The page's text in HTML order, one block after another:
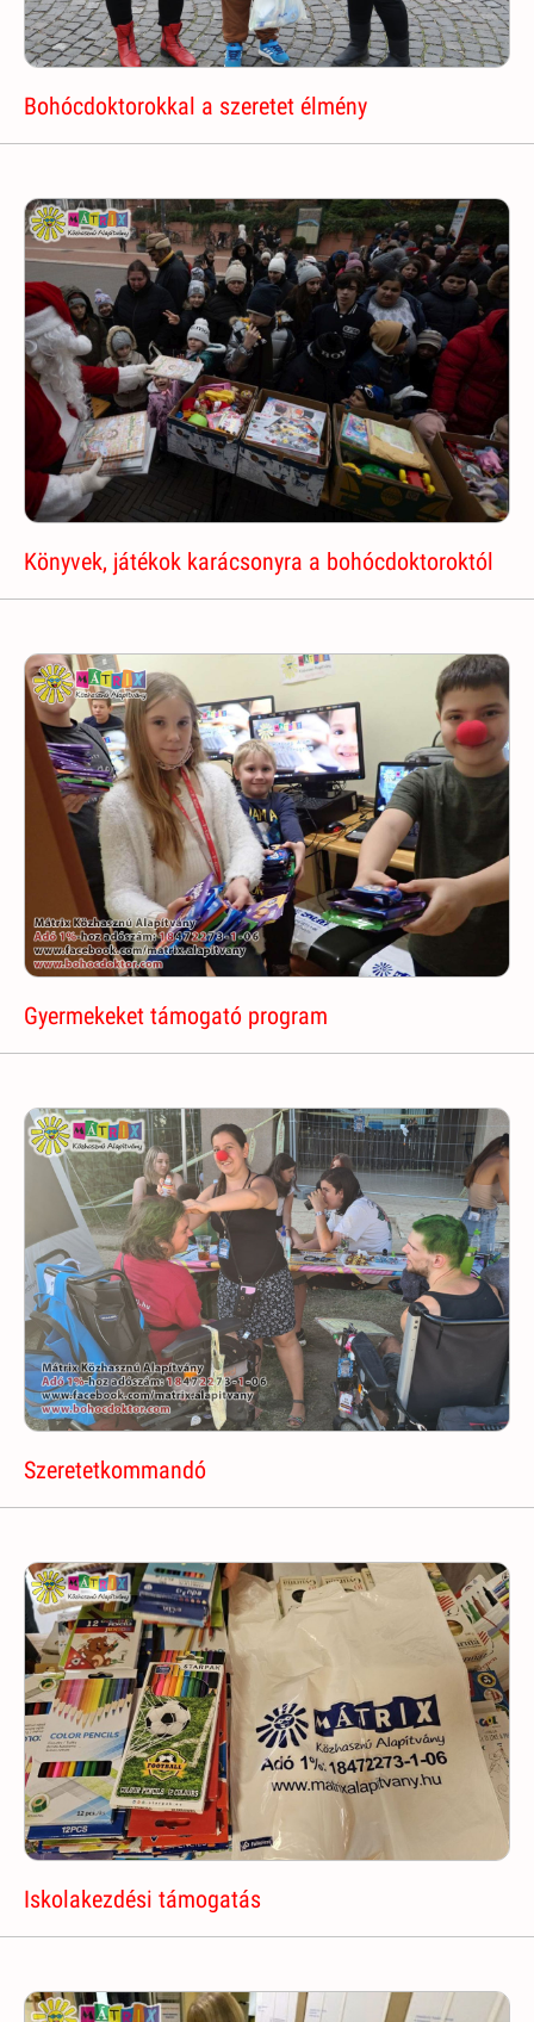
Bohócdoktorokkal a szeretet élmény
Könyvek, játékok karácsonyra a bohócdoktoroktól
Gyermekeket támogató program
Szeretetkommandó
Iskolakezdési támogatás